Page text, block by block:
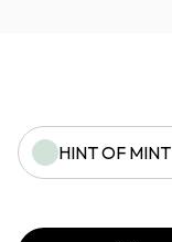
HINT OF MINT